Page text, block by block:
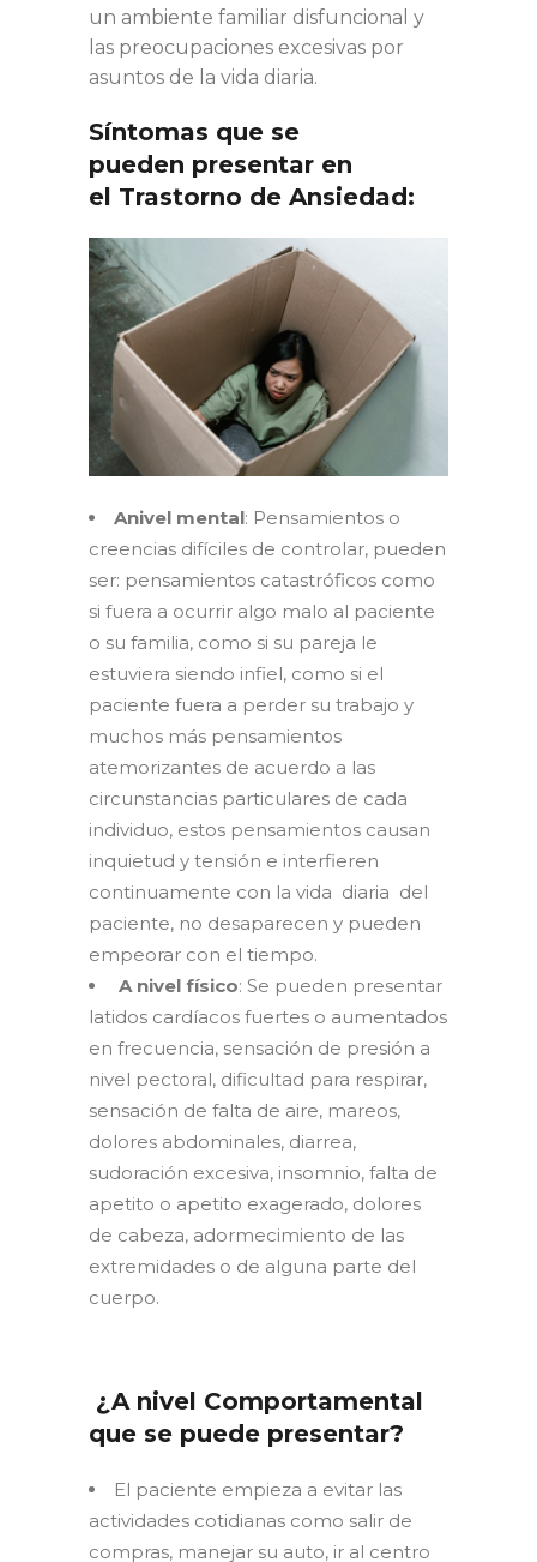
un ambiente familiar disfuncional y
las preocupaciones excesivas por
asuntos de la vida diaria. ​
Síntomas que se
pueden presentar en
el Trastorno de Ansiedad:
Anivel mental: Pensamientos o
creencias difíciles de controlar, pueden
ser: pensamientos catastróficos como
si fuera a ocurrir algo malo al paciente
o su familia, como si su pareja le
estuviera siendo infiel, como si el
paciente fuera a perder su trabajo y
muchos más pensamientos
atemorizantes de acuerdo a las
circunstancias particulares de cada
individuo, estos pensamientos causan
inquietud y tensión e interfieren
continuamente con la vida diaria del
paciente, no desaparecen y pueden
empeorar con el tiempo.
A nivel físico: Se pueden presentar
latidos cardíacos fuertes o aumentados
en frecuencia, sensación de presión a
nivel pectoral, dificultad para respirar,
sensación de falta de aire, mareos,
dolores abdominales, diarrea,
sudoración excesiva, insomnio, falta de
apetito o apetito exagerado, dolores
de cabeza, adormecimiento de las
extremidades o de alguna parte del
cuerpo.
¿A nivel Comportamental
que se puede presentar?
El paciente empieza a evitar las
actividades cotidianas como salir de
compras, manejar su auto, ir al centro